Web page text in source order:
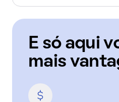
E só aqui
mais